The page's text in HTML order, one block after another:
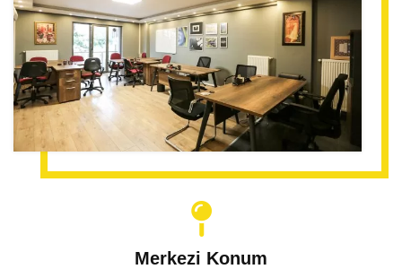
Merkezi Konum